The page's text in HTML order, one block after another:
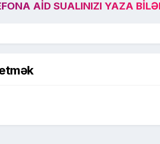
AID SUALINIZI YAZA